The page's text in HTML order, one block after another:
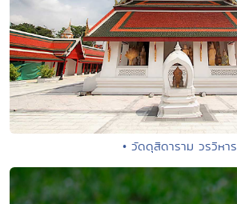
• วัดดุสิดาราม วรวิหาร